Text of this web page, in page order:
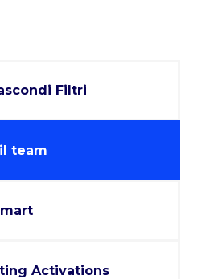
Filtri
team
Activations